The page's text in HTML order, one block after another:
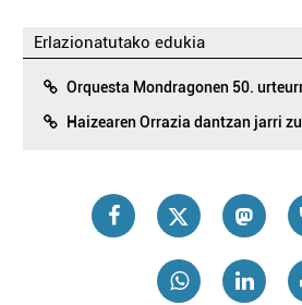
Erlazionatutako edukia
Orquesta Mondragonen 50.
Haizearen Orrazia dantzan jarri